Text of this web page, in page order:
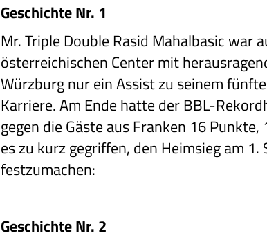
Geschichte Nr. 1
Mr. Triple Double Rasid Mahalbasic war
österreichischen Center mit
Würzburg nur ein Assist zu seinem
Karriere. Am Ende hatte der BBL-
gegen die Gäste aus Franken 16
es zu kurz gegriffen, den Heimsieg am
festzumachen:
Geschichte Nr. 2